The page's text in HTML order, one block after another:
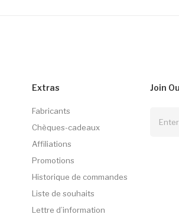
Extras
Fabricants
Chèques-cadeaux
Affiliations
Promotions
Historique de commandes
Liste de souhaits
Lettre d’information
Join